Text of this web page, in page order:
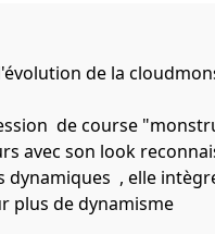
de la
de course
avec son look
, elle
plus de dynamisme